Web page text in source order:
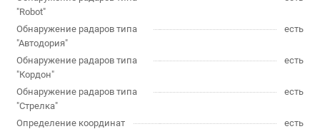
"Robot"
Обнаружение радаров типа
"Автодория"
есть
Обнаружение радаров типа
"Кордон"
есть
Обнаружение радаров типа
"Стрелка"
есть
Определение координат
есть